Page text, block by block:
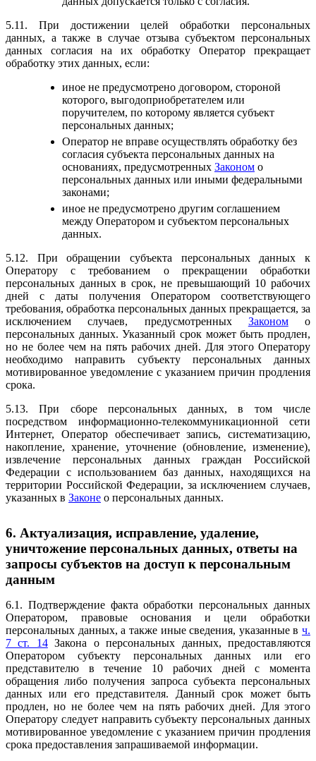
5.11. При достижении целей обработки персональных
данных, а также в случае отзыва субъектом персональных
данных согласия на их обработку Оператор прекращает
обработку этих данных, если:
иное не предусмотрено договором, стороной
которого, выгодоприобретателем или
поручителем, по которому является субъект
персональных данных;
Оператор не вправе осуществлять обработку без
согласия субъекта персональных данных на
основаниях, предусмотренных Законом о
персональных данных или иными федеральными
законами;
иное не предусмотрено другим соглашением
между Оператором и субъектом персональных
данных.
5.12. При обращении субъекта персональных данных к
Оператору с требованием о прекращении обработки
персональных данных в срок, не превышающий 10 рабочих
дней с даты получения Оператором соответствующего
требования, обработка персональных данных прекращается, за
исключением случаев, предусмотренных Закономо
персональных данных. Указанный срок может быть продлен,
но не более чем на пять рабочих дней. Для этого Оператору
необходимо направить субъекту персональных данных
мотивированное уведомление с указанием причин продления
срока.
5.13. При сборе персональных данных, в том числе
посредством информационно-телекоммуникационной сети
Интернет, Оператор обеспечивает запись, систематизацию,
накопление, хранение, уточнение (обновление, изменение),
извлечение персональных данных граждан Российской
Федерации с использованием баз данных, находящихся на
территории Российской Федерации, за исключением случаев,
указанных в Законе о персональных данных.
6. Актуализация, исправление, удаление,
уничтожение персональных данных, ответы на
запросы субъектов на доступ к персональным
данным
6.1. Подтверждение факта обработки персональных данных
Оператором, правовые основания и цели обработки
персональных данных, а также иные сведения, указанные в ч.
7 ст. 14Закона о персональных данных, предоставляются
Оператором субъекту персональных данных или его
представителю в течение 10 рабочих дней с момента
обращения либо получения запроса субъекта персональных
данных или его представителя. Данный срок может быть
продлен, но не более чем на пять рабочих дней. Для этого
Оператору следует направить субъекту персональных данных
мотивированное уведомление с указанием причин продления
срока предоставления запрашиваемой информации.